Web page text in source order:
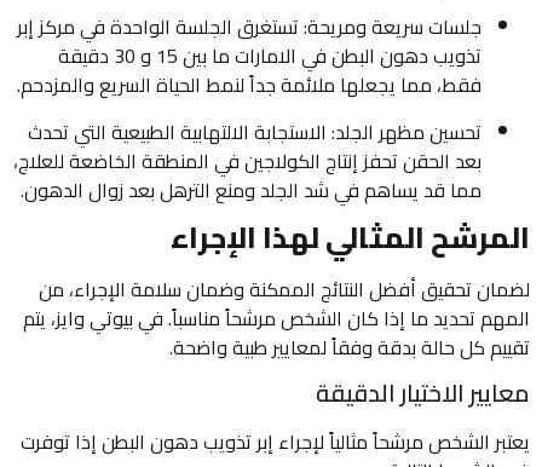
جلسات سريعة ومريحة: تستغرق الجلسة الواحدة في مركز إبر
تذويب دهون البطن في الامارات ما بين 15 و 30 دقيقة
فقط، مما يجعلها ملائمة جداً لنمط الحياة السريع والمزدحم.
تحسين مظهر الجلد: الاستجابة الالتهابية الطبيعية التي تحدث
بعد الحقن تحفز إنتاج الكولاجين في المنطقة الخاضعة للعلاج،
مما قد يساهم في شد الجلد ومنع الترهل بعد زوال الدهون.
المرشح المثالي لهذا الإجراء
لضمان تحقيق أفضل النتائج الممكنة وضمان سلامة الإجراء، من
المهم تحديد ما إذا كان الشخص مرشحاً مناسباً. في بيوتي وايز، يتم
تقييم كل حالة بدقة وفقاً لمعايير طبية واضحة.
معايير الاختيار الدقيقة
يعتبر الشخص مرشحاً مثالياً لإجراء إبر تذويب دهون البطن إذا توفرت